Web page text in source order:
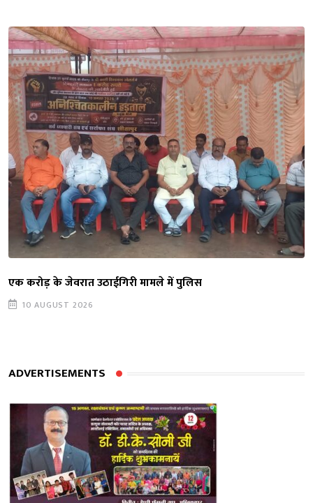
एक करोड़ के जेवरात उठाईगिरी मामले में पुलिस
10 AUGUST 2026
ADVERTISEMENTS